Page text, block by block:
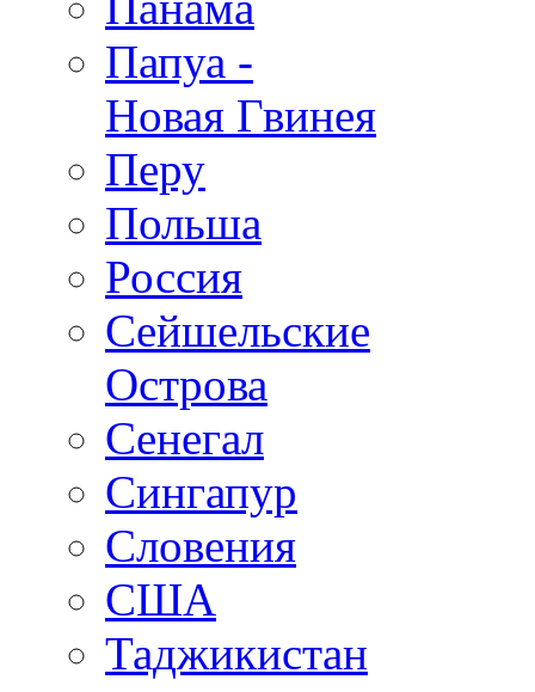
Папуа -
Новая Гвинея
Перу
Польша
Россия
Сейшельские
Острова
Сенегал
Сингапур
Словения
США
Таджикистан